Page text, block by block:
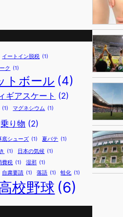
イートイン脱税 (1)
ク (1)
トボール (4)
ギアスケート (2)
(1) マグネシウム (1)
乗り物 (2)
底シューズ (1) 夏バテ (1)
(1) 日本の気候 (1)
費税 (1) 湿邪 (1)
自粛要請 (1) 落語 (1) 蛙化 (1)
校野球 (6)